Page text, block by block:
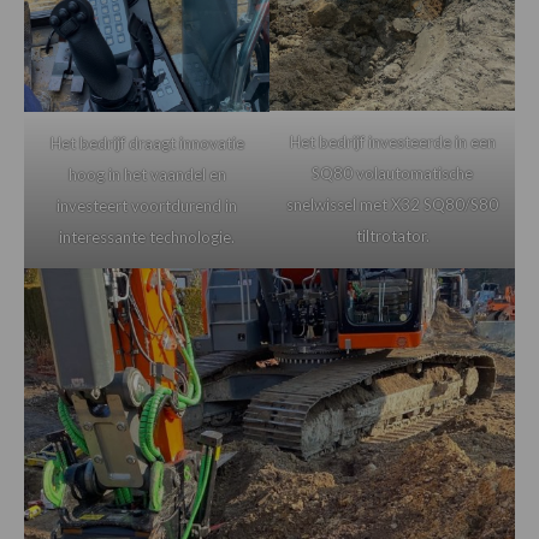
Het bedrijf draagt innovatie
hoog in het vaandel en
investeert voortdurend in
interessante technologie.
Het bedrijf investeerde in een
SQ80 volautomatische
snelwissel met X32 SQ80/S80
tiltrotator.